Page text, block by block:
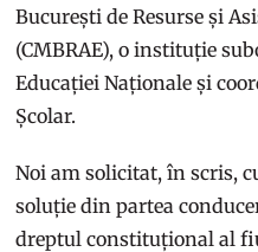
București de Resurse și
(CMBRAE), o instituție
Educației Naționale și
Școlar.
Noi am solicitat, în scris,
soluție din partea
dreptul constituțional al